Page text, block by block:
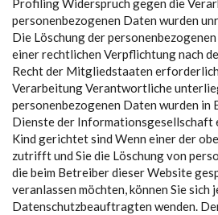
Profiling Widerspruch gegen die
personenbezogenen Daten wurden
Die Löschung der
einer rechtlichen Verpflichtung nach
Recht der Mitgliedstaaten
Verarbeitung Verantwortliche
personenbezogenen Daten wurden in
Dienste der Informationsgesellschaft
Kind gerichtet sind Wenn einer der
zutrifft und Sie die Löschung von
die beim Betreiber dieser Website
veranlassen möchten, können Sie sich
Datenschutzbeauftragten wenden.